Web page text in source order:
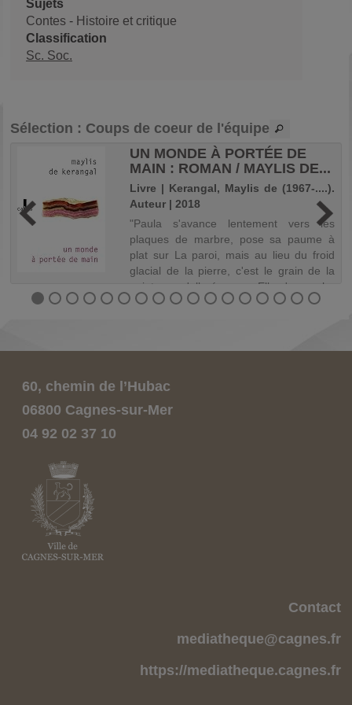
Sujets
Contes - Histoire et critique
Classification
Sc. Soc.
Sélection : Coups de coeur de l'équipe
UN MONDE À PORTÉE DE
MAIN : ROMAN / MAYLIS DE...
Livre | Kerangal, Maylis de (1967-....).
Auteur | 2018
"Paula s'avance lentement vers les
plaques de marbre, pose sa paume à
plat sur La paroi, mais au lieu du froid
glacial de la pierre, c'est le grain de la
peinture qu'elle éprouve. Elle s'approche
tout près, regarde : c'est bien un...
60, chemin de l’Hubac
06800 Cagnes-sur-Mer
04 92 02 37 10
Contact
mediatheque@cagnes.fr
https://mediatheque.cagnes.fr